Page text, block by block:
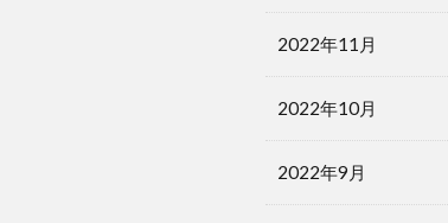
2022年11月
2022年10月
2022年9月